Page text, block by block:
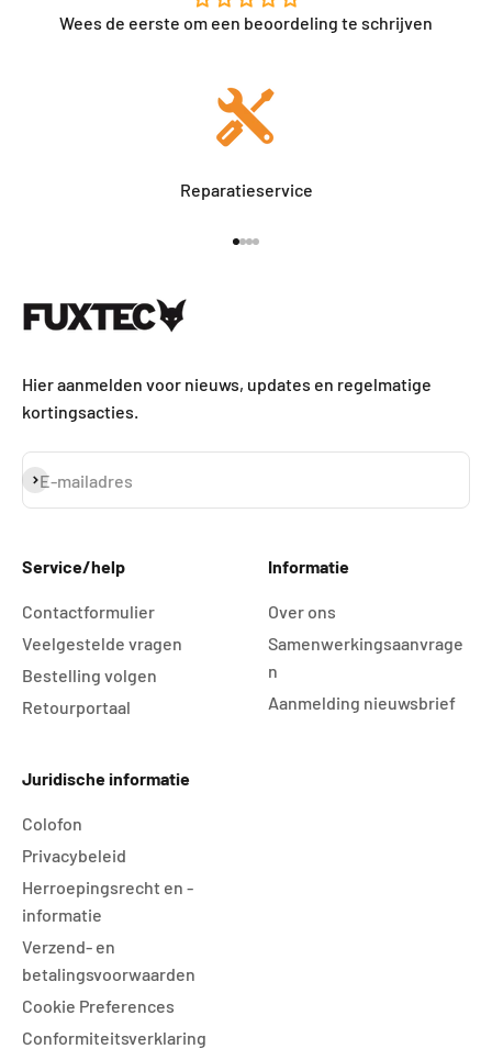
Wees de eerste om een beoordeling te schrijven
Reparatieservice
Hier aanmelden voor nieuws, updates en regelmatige
kortingsacties.
E-mailadres
Abonneren
Service/help
Contactformulier
Veelgestelde vragen
Bestelling volgen
Retourportaal
Informatie
Over ons
Samenwerkingsaanvrage
n
Aanmelding nieuwsbrief
Juridische informatie
Colofon
Privacybeleid
Herroepingsrecht en -
informatie
Verzend- en
betalingsvoorwaarden
Cookie Preferences
Conformiteitsverklaring